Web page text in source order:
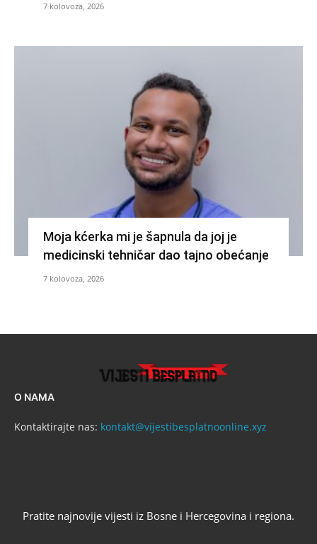
7 kolovoza, 2026
Moja kćerka mi je šapnula da joj je
medicinski tehničar dao tajno obećanje
7 kolovoza, 2026
O NAMA
Kontaktirajte nas: kontakt@vijestibesplatnoonline.xyz
Pratite najnovije vijesti iz Bosne i Hercegovina i regiona.